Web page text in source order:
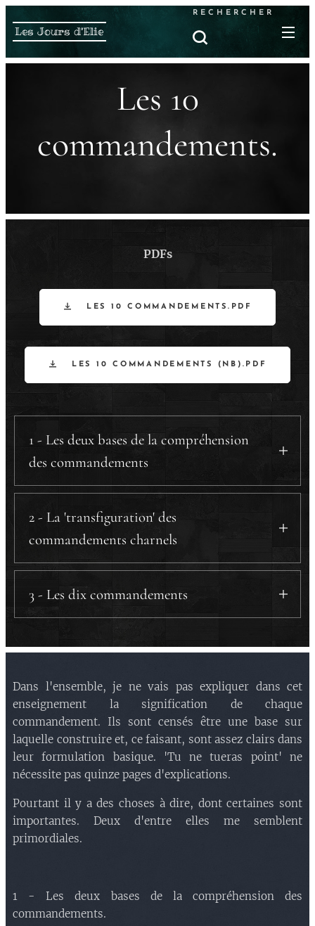
Les Jours d'Elie
RECHERCHER
Les 10
commandements.
PDFs
LES 10 COMMANDEMENTS.PDF
LES 10 COMMANDEMENTS (NB).PDF
1 - Les deux bases de la compréhension
des commandements
a) Tu essayeras.
b) L'ordre des commandements.
b.1) De Dieu vers l'homme
c) Le sabbat de Dieu.
d) Honore ton père et ta mère.
2 - La 'transfiguration' des
commandements charnels
a) Tuer.
b) L'adultère.
e) Le faux témoignage.
3 - Les dix commandements
Dans l'ensemble, je ne vais pas expliquer dans cet
enseignement la signification de chaque
commandement. Ils sont censés être une base sur
laquelle construire et, ce faisant, sont assez clairs dans
leur formulation basique. 'Tu ne tueras point' ne
nécessite pas quinze pages d'explications.
Pourtant il y a des choses à dire, dont certaines sont
importantes. Deux d'entre elles me semblent
primordiales.
1 - Les deux bases de la compréhension des
commandements.